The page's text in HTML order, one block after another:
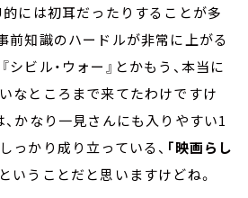
には初耳だったりすることが多
前知識のハードルが非常に上がる
シビル・ウォー』とかもう、本当に
なところまで来てたわけですけ
かなり一見さんにも入りやすい1
っかり成り立っている、 「映画らし
いうことだと思いますけどね。